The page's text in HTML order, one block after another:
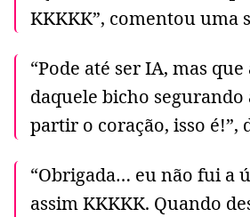
KKKKK”, comentou uma
“Pode até ser IA, mas
daquele bicho segurando
partir o coração, isso é!”,
“Obrigada… eu não fui a
assim KKKKK. Quando